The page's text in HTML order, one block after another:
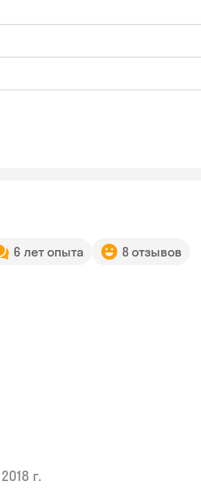
6 лет опыта 8 отзывов
2018 г.